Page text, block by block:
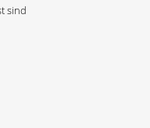
sind